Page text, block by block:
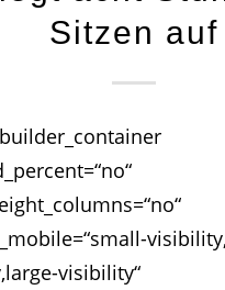
Sitzen auf
visibility“